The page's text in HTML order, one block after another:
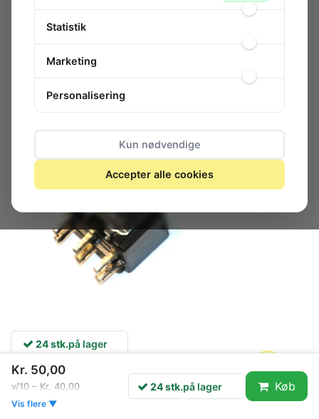
24 stk.på lager
Manufacturer
Type of switch
Kr. 50,00
v/10 – Kr. 40,00
Vis flere ▼
24 stk.på lager Køb
Statistik
Marketing
Personalisering
Kun nødvendige
Accepter alle cookies